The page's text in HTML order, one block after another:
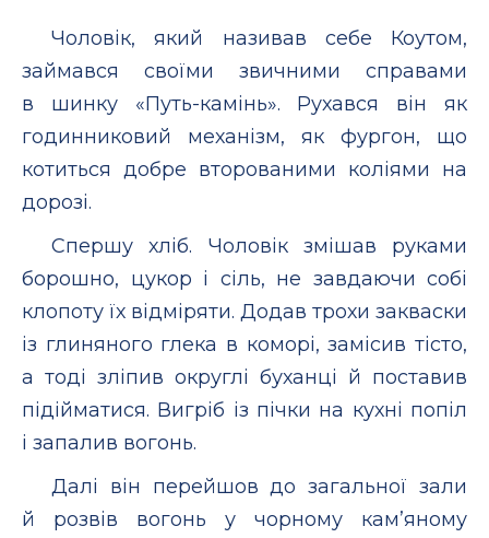
Чоловік, який називав себе Коутом,
займався своїми звичними справами
в шинку «Путь-камінь». Рухався він як
годинниковий механізм, як фургон, що
котиться добре второваними коліями на
дорозі.
Спершу хліб. Чоловік змішав руками
борошно, цукор і сіль, не завдаючи собі
клопоту їх відміряти. Додав трохи закваски
із глиняного глека в коморі, замісив тісто,
а тоді зліпив округлі буханці й поставив
підійматися. Вигріб із пічки на кухні попіл
і запалив вогонь.
Далі він перейшов до загальної зали
й розвів вогонь у чорному кам’яному